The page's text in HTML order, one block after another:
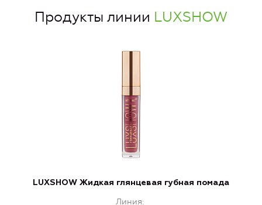
Продукты линии LUXSHOW
LUXSHOW Жидкая глянцевая губная помада
Линия